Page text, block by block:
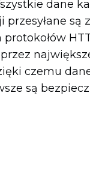
dane
przesyłane są
czemu
są